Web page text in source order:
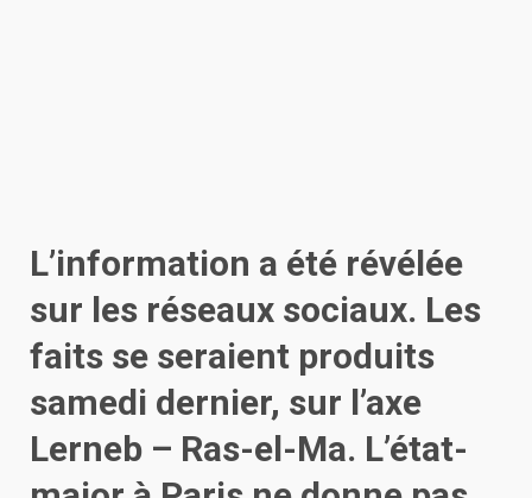
L’information a été révélée
sur les réseaux sociaux. Les
faits se seraient produits
samedi dernier, sur l’axe
Lerneb – Ras-el-Ma. L’état-